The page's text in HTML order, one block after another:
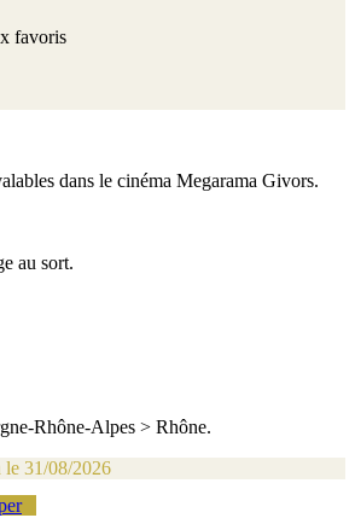
favoris
dans le cinéma Megarama Givors.
au sort.
Rhône-Alpes > Rhône.
le 31/08/2026